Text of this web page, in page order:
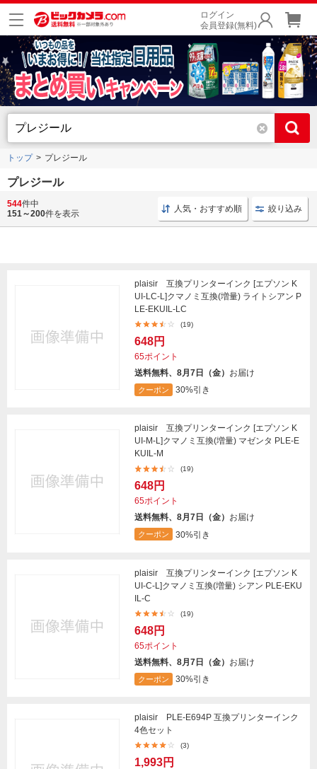
ログイン
会員登録(無料)
トップ プレジール
プレジール
互換プリンターインク エプソン用 互換プリンターインク
544件中
151～200件を表示 人気・おすすめ順 絞り込み
plaisir 互換プリンターインク [エプソン K
UI-LC-L]クマノミ互換(増量) ライトシアン P
LE-EKUIL-LC
(19)
648円
65ポイント
送料無料、8月7日（金） お届け
クーポン 30%引き
plaisir 互換プリンターインク [エプソン K
UI-M-L]クマノミ互換(増量) マゼンタ PLE-E
KUIL-M
(19)
648円
65ポイント
送料無料、8月7日（金） お届け
クーポン 30%引き
plaisir 互換プリンターインク [エプソン K
UI-C-L]クマノミ互換(増量) シアン PLE-EKU
IL-C
(19)
648円
65ポイント
送料無料、8月7日（金） お届け
クーポン 30%引き
plaisir PLE-E694P 互換プリンターインク
4色セット
(3)
1,993円